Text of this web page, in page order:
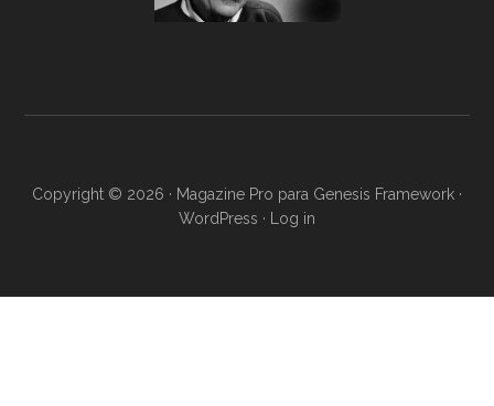
Copyright © 2026 · Magazine Pro para Genesis Framework ·
WordPress · Log in